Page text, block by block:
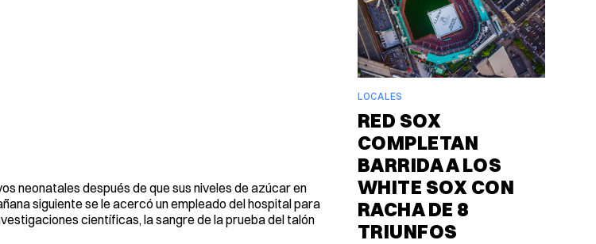
neonatales después de que sus niveles de azúcar en
siguiente se le acercó un empleado del hospital para
científicas, la sangre de la prueba del talón
LOCALES
RED SOX
COMPLETAN
BARRIDA A LOS
WHITE SOX CON
RACHA DE 8
TRIUNFOS